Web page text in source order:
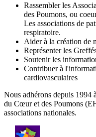
Rassembler les
des Poumons, ou
Les associations de
respiratoire.
Aider à la création de
Représenter les
Soutenir les
Contribuer à
cardiovasculaires
Nous adhérons depuis 1994
du Cœur et des Poumons
associations nationales.